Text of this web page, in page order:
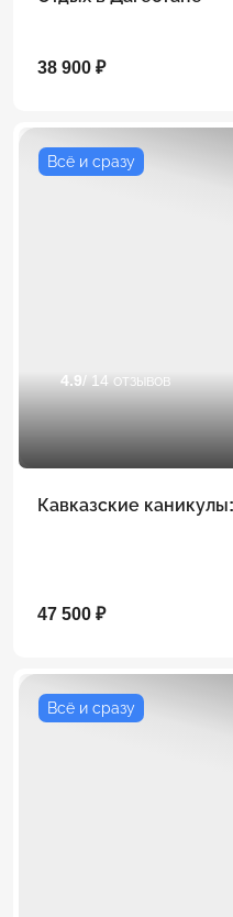
38 900 ₽
Всё и сразу
4.9/ 14 отзывов
Кавказские
47 500 ₽
Всё и сразу